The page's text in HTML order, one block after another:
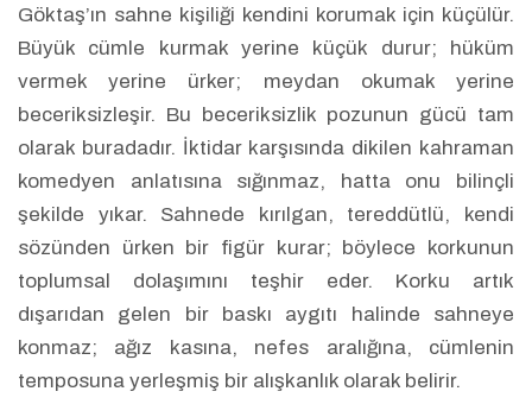
Göktaş’ın sahne kişiliği kendini korumak için küçülür.
Büyük cümle kurmak yerine küçük durur; hüküm
vermek yerine ürker; meydan okumak yerine
beceriksizleşir. Bu beceriksizlik pozunun gücü tam
olarak buradadır. İktidar karşısında dikilen kahraman
komedyen anlatısına sığınmaz, hatta onu bilinçli
şekilde yıkar. Sahnede kırılgan, tereddütlü, kendi
sözünden ürken bir figür kurar; böylece korkunun
toplumsal dolaşımını teşhir eder. Korku artık
dışarıdan gelen bir baskı aygıtı halinde sahneye
konmaz; ağız kasına, nefes aralığına, cümlenin
temposuna yerleşmiş bir alışkanlık olarak belirir.